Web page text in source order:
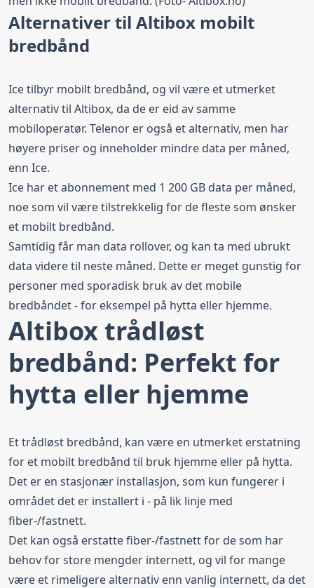
Alternativer til Altibox mobilt
bredbånd
Icetilbyr mobilt bredbånd, og vil være et utmerket
alternativ til Altibox, da de er eid av samme
mobiloperatør. Telenor er også et alternativ, men har
høyere priser og inneholder mindre data per måned,
enn Ice.
Ice har et abonnement med 1 200 GB data per måned,
noe som vil være tilstrekkelig for de fleste som ønsker
et mobilt bredbånd.
Samtidig får man data rollover, og kan ta med ubrukt
data videre til neste måned. Dette er meget gunstig for
personer med sporadisk bruk av det mobile
bredbåndet - for eksempel på hytta eller hjemme.
Altibox trådløst
bredbånd: Perfekt for
hytta eller hjemme
Et trådløst bredbånd, kan være en utmerket erstatning
for et mobilt bredbånd til bruk hjemme eller på hytta.
Det er en stasjonær installasjon, som kun fungerer i
området det er installert i - på lik linje med
fiber-/fastnett.
Det kan også erstatte fiber-/fastnett for de som har
behov for store mengder internett, og vil for mange
være et rimeligere alternativ enn vanlig internett, da det